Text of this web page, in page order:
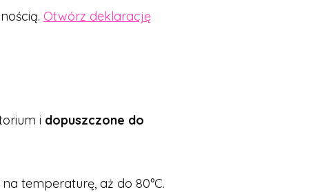
Otwórz deklarację
i dopuszczone do
temperaturę, aż do 80°C.